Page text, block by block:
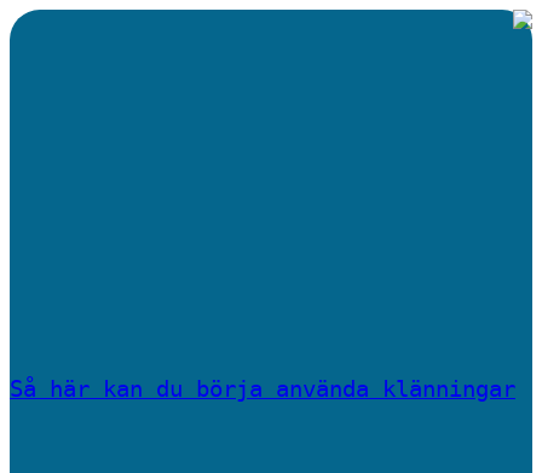
Så här kan du börja använda klänningar